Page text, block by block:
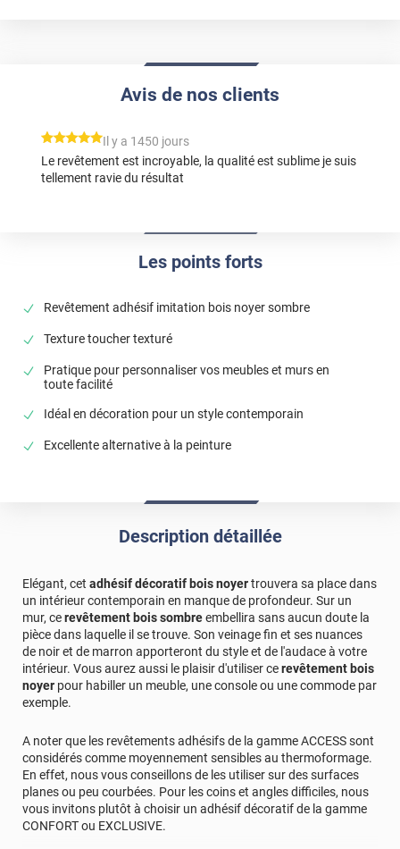
Les points forts
Revêtement adhésif imitation bois noyer sombre
Texture toucher texturé
Pratique pour personnaliser vos meubles et murs en
toute facilité
Idéal en décoration pour un style contemporain
Excellente alternative à la peinture
Avis de nos clients
*****
Il y a 1450 jours
Le revêtement est incroyable, la qualité est sublime je suis
tellement ravie du résultat
Description détaillée
Elégant, cet adhésif décoratif bois noyertrouvera sa place dans
un intérieur contemporain en manque de profondeur. Sur un
mur, cerevêtement bois sombreembellira sans aucun doute la
pièce dans laquelle il se trouve. Son veinage fin et ses nuances
de noir et de marron apporteront du style et de l'audace à votre
intérieur. Vous aurez aussi le plaisir d'utiliser cerevêtement bois
noyer pour habiller un meuble, une console ou une commode par
exemple.
A noter que les revêtements adhésifs de la gamme ACCESS sont
considérés comme moyennement sensibles au thermoformage.
En effet, nous vous conseillons de les utiliser sur des surfaces
planes ou peu courbées. Pour les coins et angles difficiles, nous
vous invitons plutôt à choisir un adhésif décoratif de la gamme
CONFORT ou EXCLUSIVE.